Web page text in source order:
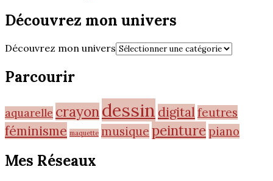
Découvrez mon univers
Découvrez mon univers
Parcourir
aquarelle crayondessin digitalfeutres
féminisme maquette musique peinturepiano
Mes Réseaux